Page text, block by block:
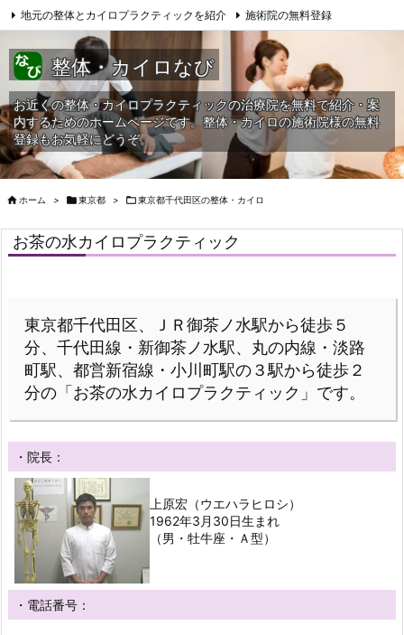
地元の整体とカイロプラクティックを紹介 施術院の無料登録
サイトマップ 当HPへの問合せ
整体・カイロなび
お近くの整体・カイロプラクティックの治療院を無料で紹介・案
内するためのホームページです。整体・カイロの施術院様の無料
登録もお気軽にどうぞ。
 ホーム > 東京都 > 東京都千代田区の整体・カイロ
お茶の水カイロプラクティック
東京都千代田区、ＪＲ御茶ノ水駅から徒歩５
分、千代田線・新御茶ノ水駅、丸の内線・淡路
町駅、都営新宿線・小川町駅の３駅から徒歩２
分の「お茶の水カイロプラクティック」です。
・院長：
上原宏（ウエハラヒロシ）
1962年3月30日生まれ
（男・牡牛座・Ａ型）
・電話番号：